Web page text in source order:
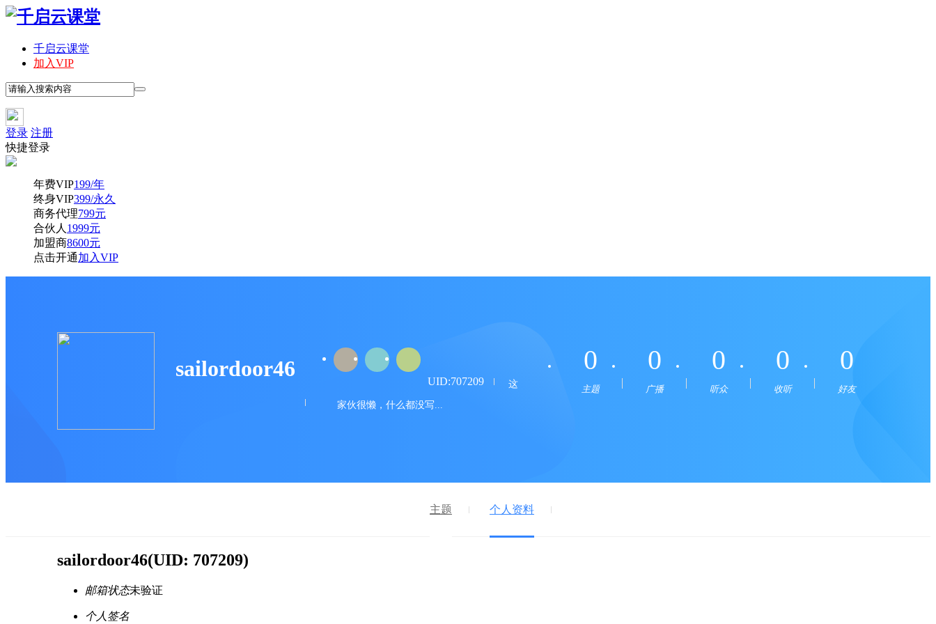
千启云课堂
加入VIP
登录 注册
快捷登录
年费VIP199/年
终身VIP399/永久
商务代理799元
合伙人 1999元
加盟商8600元
点击开通加入VIP
sailordoor46 UID:707209
这
家伙很懒，什么都没写...
0
主题
0
广播
0
听众
0
收听
0
好友
主题 个人资料
sailordoor46(UID: 707209)
邮箱状态未验证
个人签名